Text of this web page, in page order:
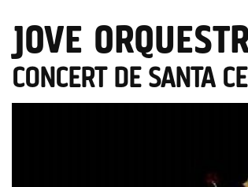
JOVE
CONCERT DE SANTA